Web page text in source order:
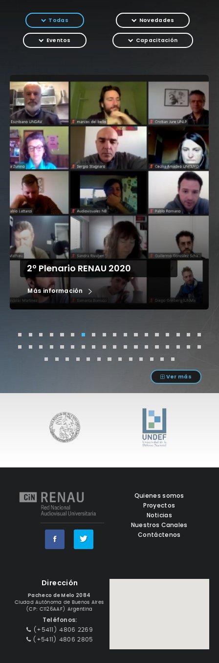
Todas Novedades
Eventos Capacitación
2º Plenario RENAU 2020
Más información
Ver más
Quienes somos
Proyectos
Noticias
Nuestros Canales
Contáctenos
Dirección
Pacheco de Melo 2084
Ciudad Autónoma de Buenos Aires
(CP: C1126AAF) Argentina
Teléfonos:
(+5411) 4806 2269
(+5411) 4806 2805